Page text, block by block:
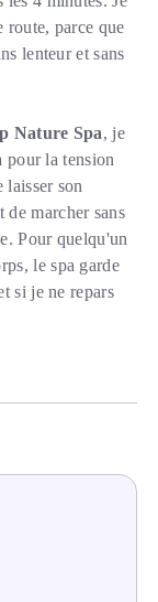
route, parce que
lenteur et sans
Nature Spa, je
pour la tension
laisser son
de marcher sans
Pour quelqu'un
le spa garde
si je ne repars